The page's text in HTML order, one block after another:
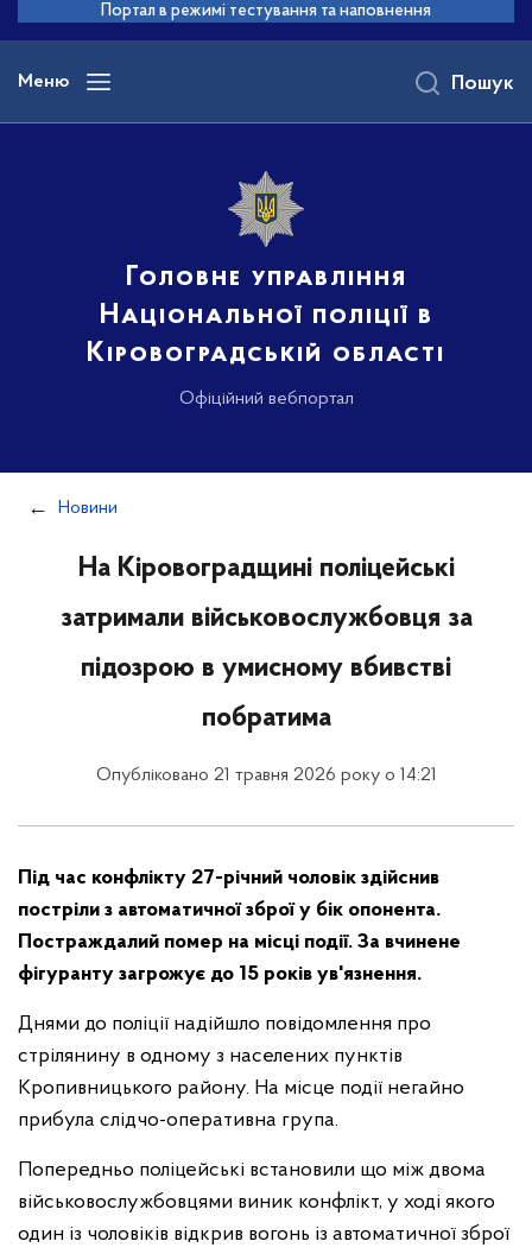
основного
вмісту
Портал в режимі тестування та наповнення
Меню
Головне управління
Національної поліції в
Кіровоградській області
Офіційний вебпортал
Пошук
Новини
На Кіровоградщині поліцейські
затримали військовослужбовця за
підозрою в умисному вбивстві
побратима
Опубліковано 21 травня 2026 року о 14:21
Під час конфлікту 27-річний чоловік здійснив
постріли з автоматичної зброї у бік опонента.
Постраждалий помер на місці події. За вчинене
фігуранту загрожує до 15 років ув'язнення.
Днями до поліції надійшло повідомлення про
стрілянину в одному з населених пунктів
Кропивницького району. На місце події негайно
прибула слідчо-оперативна група.
Попередньо поліцейські встановили що між двома
військовослужбовцями виник конфлікт, у ході якого
один із чоловіків відкрив вогонь із автоматичної зброї